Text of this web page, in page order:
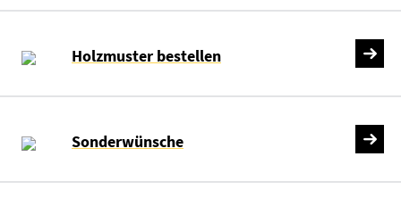
Holzmuster bestellen
Sonderwünsche